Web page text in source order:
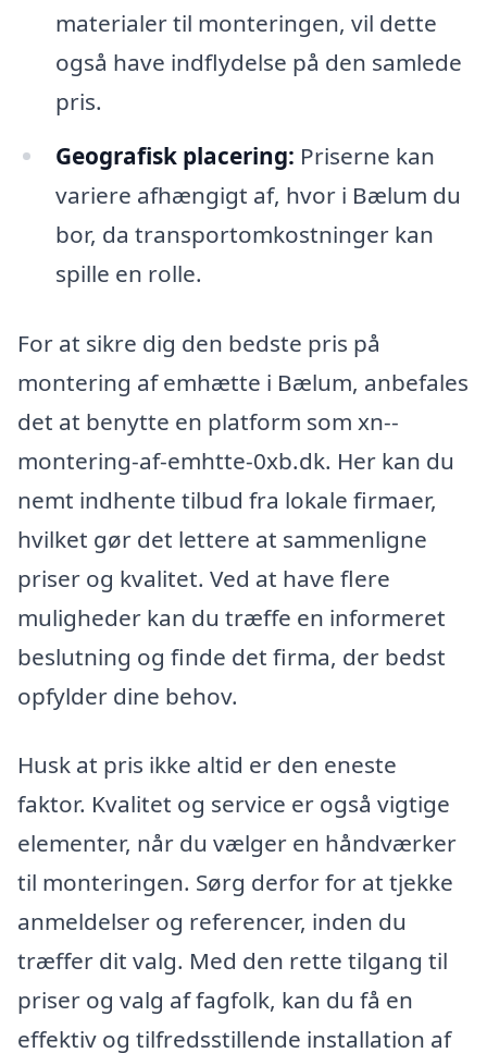
materialer til monteringen, vil dette
også have indflydelse på den samlede
pris.
Geografisk placering: Priserne kan
variere afhængigt af, hvor i Bælum du
bor, da transportomkostninger kan
spille en rolle.
For at sikre dig den bedste pris på
montering af emhætte i Bælum, anbefales
det at benytte en platform som xn--
montering-af-emhtte-0xb.dk. Her kan du
nemt indhente tilbud fra lokale firmaer,
hvilket gør det lettere at sammenligne
priser og kvalitet. Ved at have flere
muligheder kan du træffe en informeret
beslutning og finde det firma, der bedst
opfylder dine behov.
Husk at pris ikke altid er den eneste
faktor. Kvalitet og service er også vigtige
elementer, når du vælger en håndværker
til monteringen. Sørg derfor for at tjekke
anmeldelser og referencer, inden du
træffer dit valg. Med den rette tilgang til
priser og valg af fagfolk, kan du få en
effektiv og tilfredsstillende installation af